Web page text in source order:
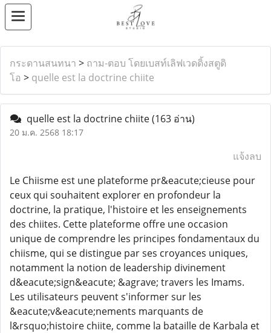
กระดานสนทนา > ถาม-ตอบ โดยเบสท์เลิฟเวดดิ้งสตูดิ
โอ > quelle est la doctrine chiite
quelle est la doctrine chiite(163 อ่าน)
20 ม.ค. 2568 18:17
แจ้งลบ
Le Chiisme est une plateforme pr&eacute;cieuse pour
ceux qui souhaitent explorer en profondeur la
doctrine, la pratique, l'histoire et les enseignements
des chiites. Cette plateforme offre une occasion
unique de comprendre les principes fondamentaux du
chiisme, qui se distingue par ses croyances uniques,
notamment la notion de leadership divinement
d&eacute;sign&eacute; &agrave; travers les Imams.
Les utilisateurs peuvent s'informer sur les
&eacute;v&eacute;nements marquants de
l&rsquo;histoire chiite, comme la bataille de Karbala et